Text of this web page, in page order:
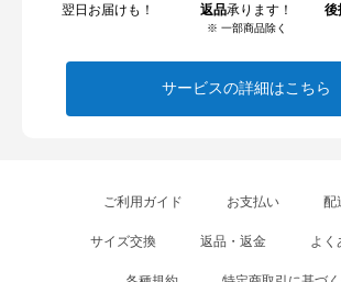
翌日お届けも！
返品承ります！
※ 一部商品除く
後
サービスの詳細はこちら
ご利用ガイド お支払い 配
サイズ交換 返品・返金 よく